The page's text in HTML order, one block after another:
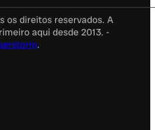
os direitos reservados. A
aqui desde 2013. -
.